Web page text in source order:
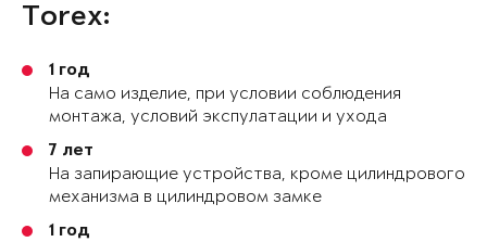
Torex:
1 год
На само изделие, при условии соблюдения
монтажа, условий экспулатации и ухода
7 лет
На запирающие устройства, кроме цилиндрового
механизма в цилиндровом замке
1 год